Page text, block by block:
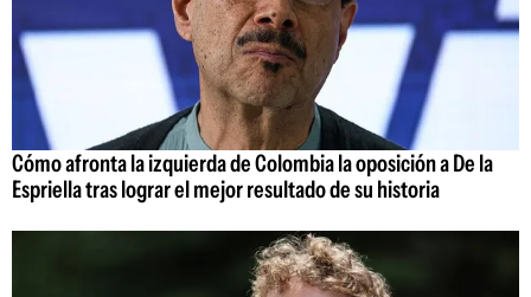
Cómo afronta la izquierda de Colombia la oposición a De la
Espriella tras lograr el mejor resultado de su historia